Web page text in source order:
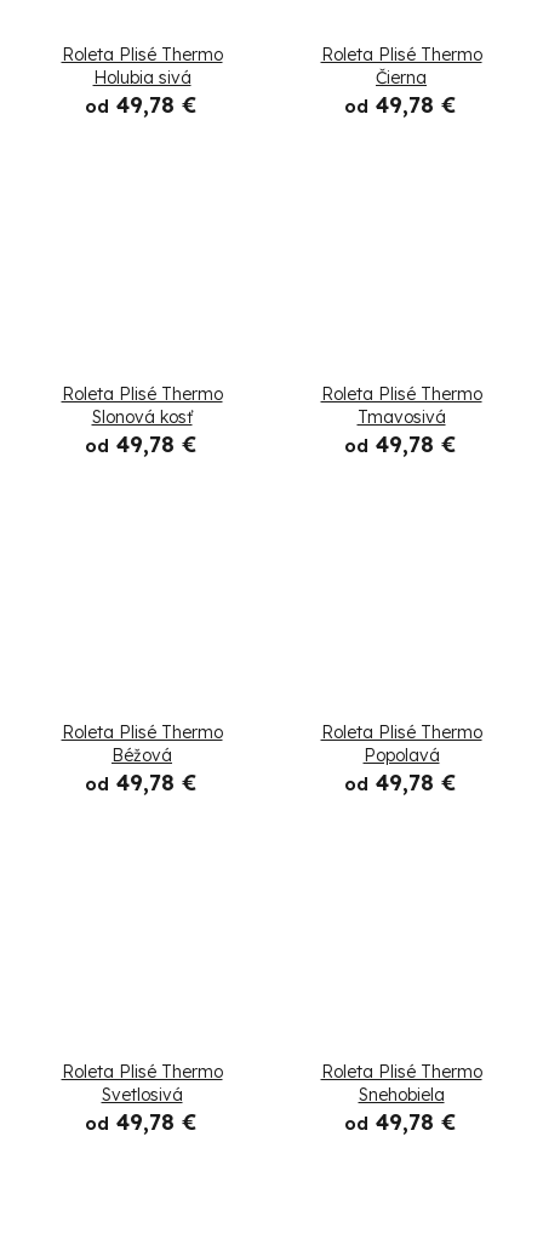
Roleta Plisé Thermo
Holubia sivá
od 49,78 €
Roleta Plisé Thermo
Čierna
od 49,78 €
Roleta Plisé Thermo
Slonová kosť
od 49,78 €
Roleta Plisé Thermo
Tmavosivá
od 49,78 €
Roleta Plisé Thermo
Béžová
od 49,78 €
Roleta Plisé Thermo
Popolavá
od 49,78 €
Roleta Plisé Thermo
Svetlosivá
od 49,78 €
Roleta Plisé Thermo
Snehobiela
od 49,78 €